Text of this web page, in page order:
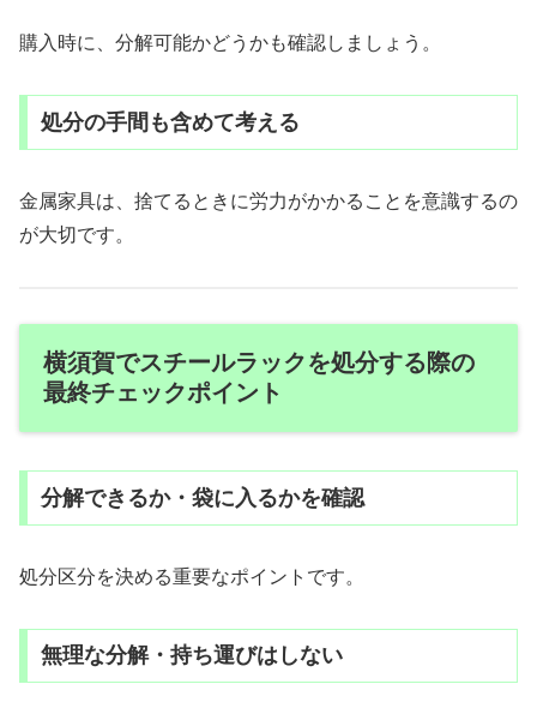
購入時に、分解可能かどうかも確認しましょう。
処分の手間も含めて考える
金属家具は、捨てるときに労力がかかることを意識するの
が大切です。
横須賀でスチールラックを処分する際の
最終チェックポイント
分解できるか・袋に入るかを確認
処分区分を決める重要なポイントです。
無理な分解・持ち運びはしない